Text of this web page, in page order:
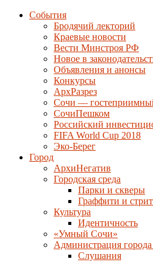
События
Бродячий лекторий
Краевые новости
Вести Минстроя РФ
Новое в
Объявления и анонсы
Конкурсы
АрхРазрез
Сочи —
СочиПешком
Российский
FIFA World Cup 2018
Эко-Берег
Город
АрхиНегатив
Городская среда
Парки и скверы
Граффити и
Культура
Идентичность
«Умный Сочи»
Администрация
Слушания